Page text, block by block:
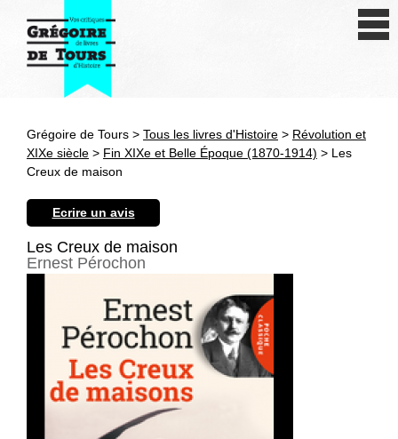
Antiquité
XXe siècle
Autres civilisations
Thématiques
Grégoire de Tours > Tous les livres d'Histoire > Révolution et
XIXe siècle > Fin XIXe et Belle Époque (1870-1914) > Les
Creux de maison
Ecrire un avis
Les Creux de maison
Ernest Pérochon